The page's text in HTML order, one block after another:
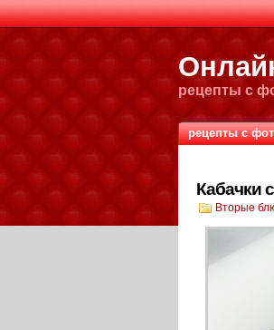
рецепты с
рецепты с
Кабачки
Вторые